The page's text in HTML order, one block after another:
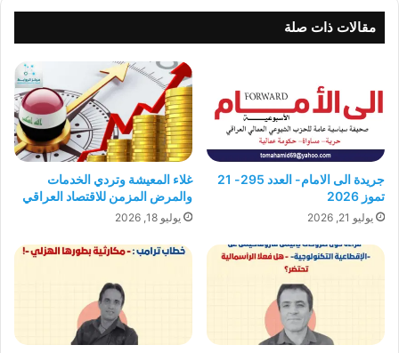
مقالات ذات صلة
جريدة الى الامام- العدد 295- 21
تموز 2026
يوليو 21, 2026
غلاء المعيشة وتردي الخدمات
والمرض المزمن للاقتصاد العراقي
يوليو 18, 2026